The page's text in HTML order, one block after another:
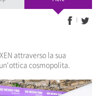
attraverso la sua
cosmopolita.